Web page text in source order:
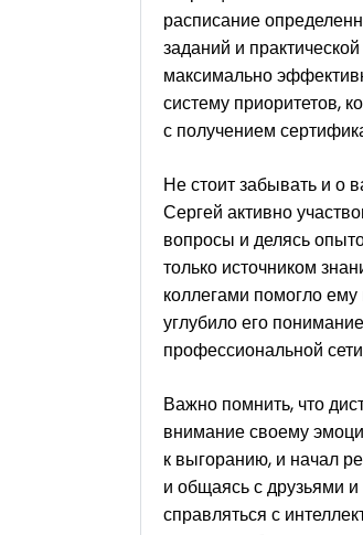
расписание
заданий и
максимально
систему приоритетов,
с получением
Не стоит забывать и о
Сергей активно
вопросы и делясь
только источником
коллегами помогло ему
углубило его
профессиональной
Важно помнить, что
внимание своему
к выгоранию, и начал
и общаясь с друзьями
справляться с